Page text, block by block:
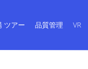
ツアー 品質管理 VR